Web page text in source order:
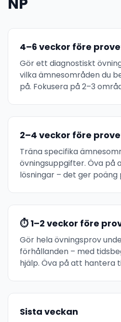
4–6 veckor före
Gör ett diagnostiskt
vilka ämnesområden du
på. Fokusera på 2–3
2–4 veckor före
Träna specifika
övningsuppgifter. Öva på
lösningar – det ger poäng
⏱ 1–2 veckor före
Gör hela övningsprov
förhållanden – med
hjälp. Öva på att hantera
Sista veckan